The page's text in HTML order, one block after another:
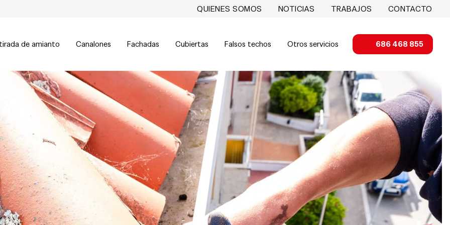
QUIENES SOMOS NOTICIAS TRABAJOS CONTACTO
de amianto Canalones Fachadas Cubiertas Falsos techos Otros servicios 686 468 855